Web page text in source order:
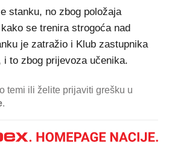
stanku, no zbog položaja
se trenira strogoća nad
je zatražio i Klub zastupnika
i to zbog prijevoza učenika.
temi ili želite prijaviti grešku u
.